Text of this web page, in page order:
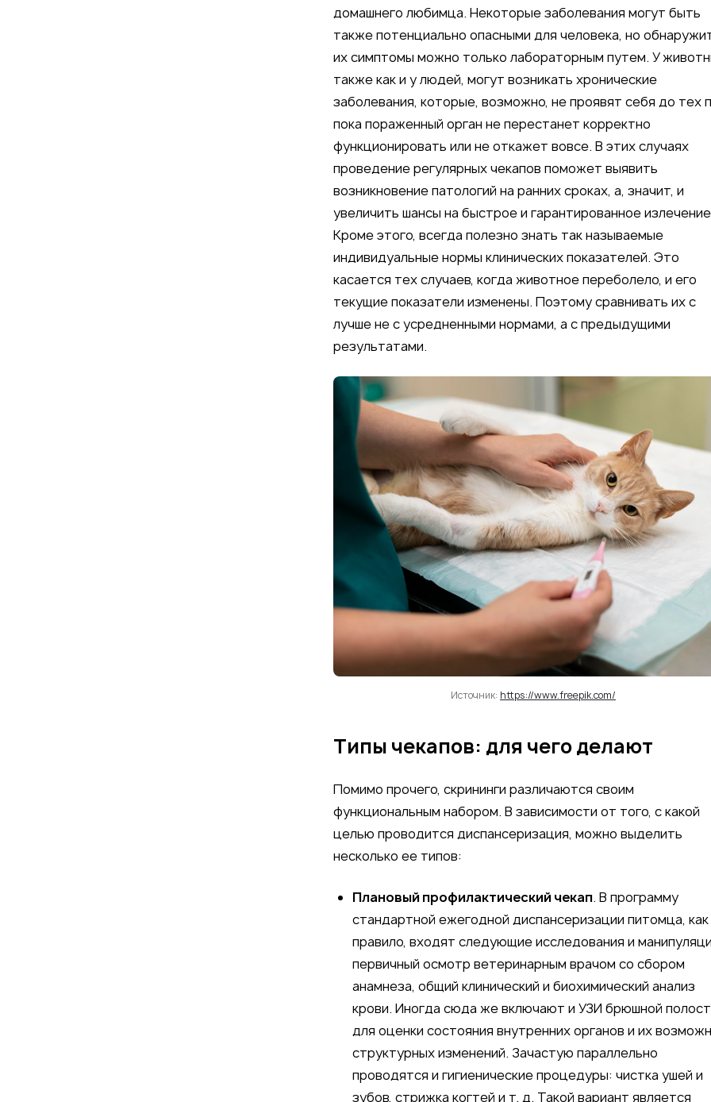
домашнего любимца. Некоторые заболевания могут быть
также потенциально опасными для человека, но
их симптомы можно только лабораторным путем. У
также как и у людей, могут возникать хронические
заболевания, которые, возможно, не проявят себя до тех
пока пораженный орган не перестанет корректно
функционировать или не откажет вовсе. В этих случаях
проведение регулярных чекапов поможет выявить
возникновение патологий на ранних сроках, а, значит, и
увеличить шансы на быстрое и гарантированное
Кроме этого, всегда полезно знать так называемые
индивидуальные нормы клинических показателей. Это
касается тех случаев, когда животное переболело, и его
текущие показатели изменены. Поэтому сравнивать их с
лучше не с усредненными нормами, а с предыдущими
результатами.
Источник: https://www.freepik.com/
Типы чекапов: для чего делают
Помимо прочего, скрининги различаются своим
функциональным набором. В зависимости от того, с какой
целью проводится диспансеризация, можно выделить
несколько ее типов:
Плановый профилактический чекап. В программу
стандартной ежегодной диспансеризации питомца, как
правило, входят следующие исследования и
первичный осмотр ветеринарным врачом со сбором
анамнеза, общий клинический и биохимический анализ
крови. Иногда сюда же включают и УЗИ брюшной
для оценки состояния внутренних органов и их
структурных изменений. Зачастую параллельно
проводятся и гигиенические процедуры: чистка ушей и
зубов, стрижка когтей и т. д. Такой вариант является